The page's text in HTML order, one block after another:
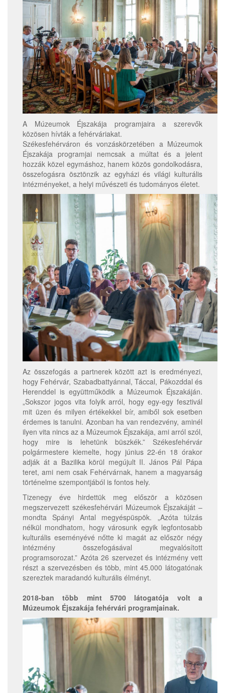
A Múzeumok Éjszakája programjaira a szerevők
közösen hívták a fehérváriakat.
Székesfehérváron és vonzáskörzetében a Múzeumok
Éjszakája programjai nemcsak a múltat és a jelent
hozzák közel egymáshoz, hanem közös gondolkodásra,
összefogásra ösztönzik az egyházi és világi kulturális
intézményeket, a helyi művészeti és tudományos életet.
Az összefogás a partnerek között azt is eredményezi,
hogy Fehérvár, Szabadbattyánnal, Táccal, Pákozddal és
Herenddel is együttműködik a Múzeumok Éjszakáján.
„Sokszor jogos vita folyik arról, hogy egy-egy fesztivál
mit üzen és milyen értékekkel bír, amiből sok esetben
érdemes is tanulni. Azonban ha van rendezvény, aminél
ilyen vita nincs az a Múzeumok Éjszakája, ami arról szól,
hogy mire is lehetünk büszkék.” Székesfehérvár
polgármestere kiemelte, hogy június 22-én 18 órakor
adják át a Bazilika körül megújult II. János Pál Pápa
teret, ami nem csak Fehérvárnak, hanem a magyarság
történelme szempontjából is fontos hely.
Tizenegy éve hirdettük meg először a közösen
megszervezett székesfehérvári Múzeumok Éjszakáját –
mondta Spányi Antal megyéspüspök. „Azóta túlzás
nélkül mondhatom, hogy városunk egyik legfontosabb
kulturális eseményévé nőtte ki magát az először négy
intézmény összefogásával megvalósított
programsorozat.” Azóta 26 szervezet és intézmény vett
részt a szervezésben és több, mint 45.000 látogatónak
szereztek maradandó kulturális élményt.
2018-ban több mint 5700 látogatója volt a
Múzeumok Éjszakája fehérvári programjainak.